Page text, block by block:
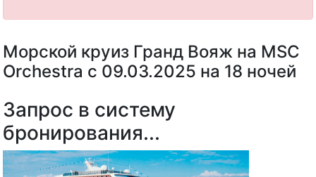
Морской круиз Гранд Вояж на MSC
Orchestra с 09.03.2025 на 18 ночей
Запрос в систему
бронирования...